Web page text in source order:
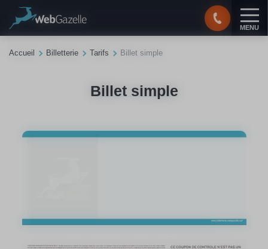
MENU
Accueil Billetterie Tarifs Billet simple
Billet simple
Panneau de gestion des cookies